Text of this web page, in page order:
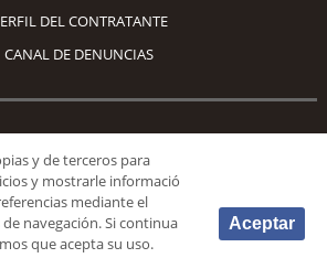
DEL CONTRATANTE
CANAL DE DENUNCIAS
Síguenos
y de terceros para
y mostrarle informació
mediante el
navegación. Si continua
que acepta su uso.
Aceptar